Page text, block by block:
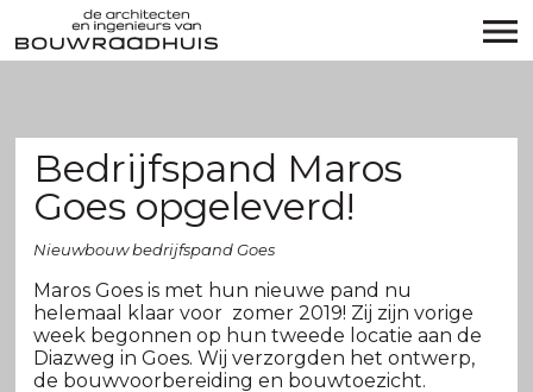
Bedrijfspand Maros
Goes opgeleverd!
Nieuwbouw bedrijfspand Goes
Maros Goes is met hun nieuwe pand nu
helemaal klaar voor zomer 2019! Zij zijn vorige
week begonnen op hun tweede locatie aan de
Diazweg in Goes. Wij verzorgden het ontwerp,
de bouwvoorbereiding en bouwtoezicht.